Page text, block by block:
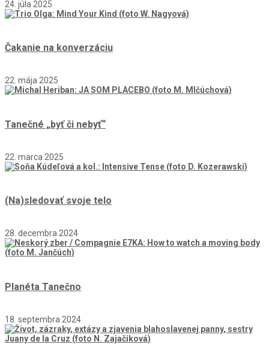
24. júla 2025
Čakanie na konverzáciu
22. mája 2025
Tanečné „byť či nebyť“
22. marca 2025
(Na)sledovať svoje telo
28. decembra 2024
Planéta Tanečno
18. septembra 2024